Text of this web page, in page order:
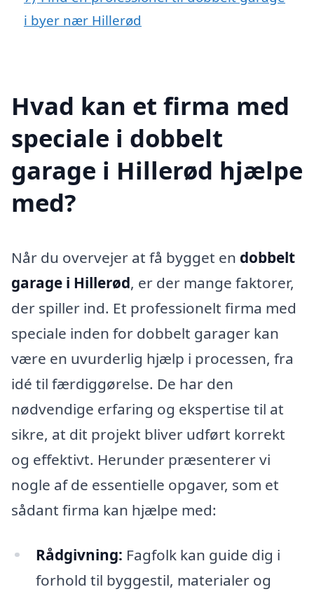
i byer nær Hillerød
Hvad kan et firma med
speciale i dobbelt
garage i Hillerød hjælpe
med?
Når du overvejer at få bygget en dobbelt
garage i Hillerød, er der mange faktorer,
der spiller ind. Et professionelt firma med
speciale inden for dobbelt garager kan
være en uvurderlig hjælp i processen, fra
idé til færdiggørelse. De har den
nødvendige erfaring og ekspertise til at
sikre, at dit projekt bliver udført korrekt
og effektivt. Herunder præsenterer vi
nogle af de essentielle opgaver, som et
sådant firma kan hjælpe med:
Rådgivning: Fagfolk kan guide dig i
forhold til byggestil, materialer og